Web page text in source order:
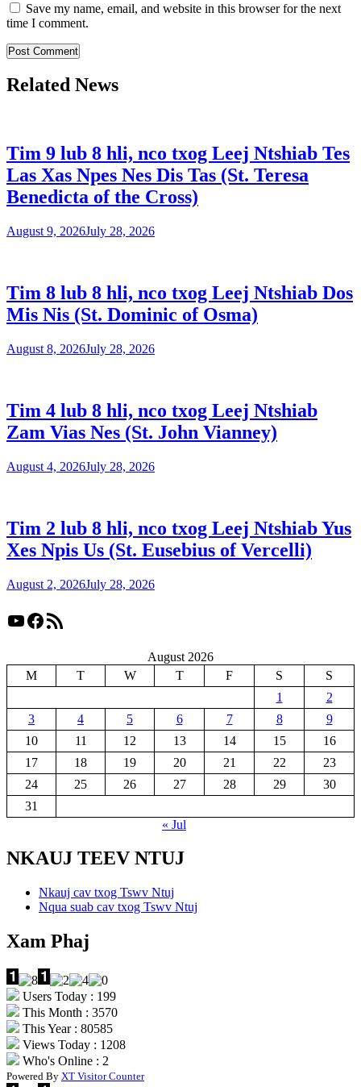
Save my name, email, and website in this browser for the next
time I comment.
Related News
Tim 9 lub 8 hli, nco txog Leej Ntshiab Tes
Las Xas Npes Nes Dis Tas (St. Teresa
Benedicta of the Cross)
August 9, 2026July 28, 2026
Tim 8 lub 8 hli, nco txog Leej Ntshiab Dos
Mis Nis (St. Dominic of Osma)
August 8, 2026July 28, 2026
Tim 4 lub 8 hli, nco txog Leej Ntshiab
Zam Vias Nes (St. John Vianney)
August 4, 2026July 28, 2026
Tim 2 lub 8 hli, nco txog Leej Ntshiab Yus
Xes Npis Us (St. Eusebius of Vercelli)
August 2, 2026July 28, 2026
YouTube
Facebook
RSS Feed
August 2026
M
T W T F S
S
1
2
3
4 5 6 7 8
9
10
11 12 13 14 15
16
17
18 19 20 21 22
23
24
25 26 27 28 29
30
31
« Jul
NKAUJ TEEV NTUJ
Nkauj cav txog Tswv Ntuj
Nqua suab cav txog Tswv Ntuj
Xam Phaj
Users Today : 199
This Month : 3570
This Year : 80585
Views Today : 1208
Who's Online : 2
Powered By XT Visitor Counter